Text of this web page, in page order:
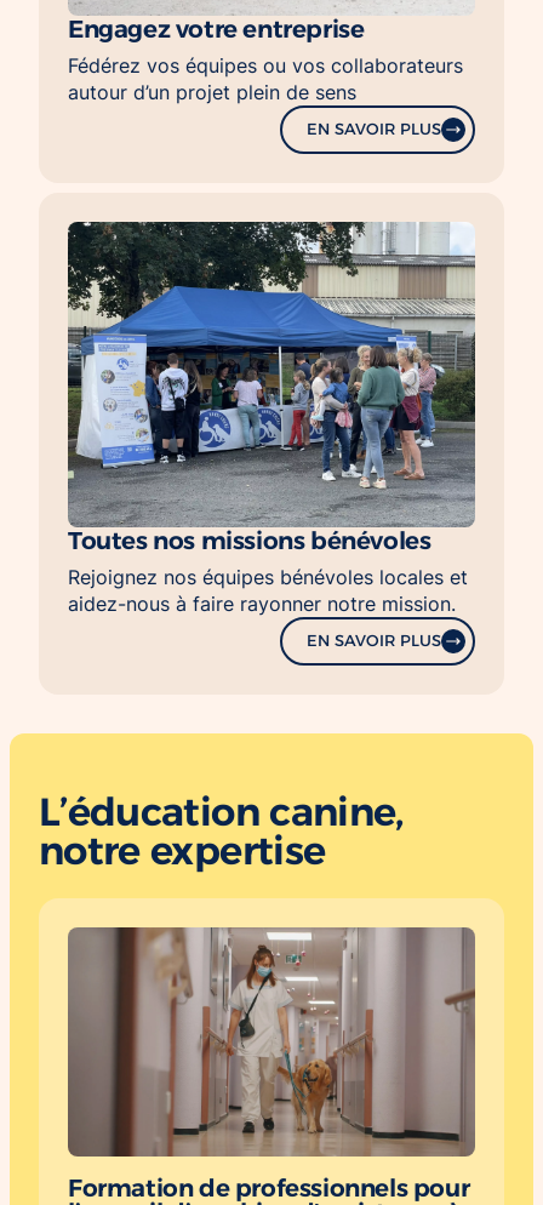
Engagez votre entreprise
Fédérez vos équipes ou vos collaborateurs
autour d’un projet plein de sens
EN SAVOIR PLUS
Toutes nos missions bénévoles
Rejoignez nos équipes bénévoles locales et
aidez-nous à faire rayonner notre mission.
EN SAVOIR PLUS
L’éducation canine,
notre expertise
Formation de professionnels pour